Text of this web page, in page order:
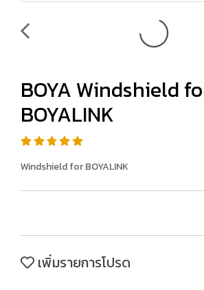
BOYA Windshield
BOYALINK
Windshield for BOYALINK
เพิ่มรายการโปรด